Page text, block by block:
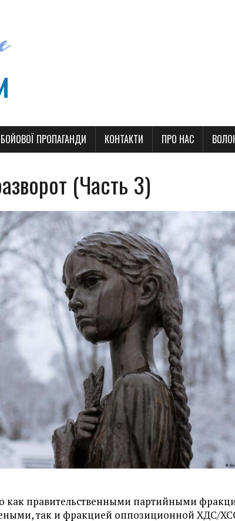
ПРОПАГАНДИ КОНТАКТИ ПРО НАС
(Часть 3)
как правительственными партийными
так и фракцией оппозиционной ХДС/